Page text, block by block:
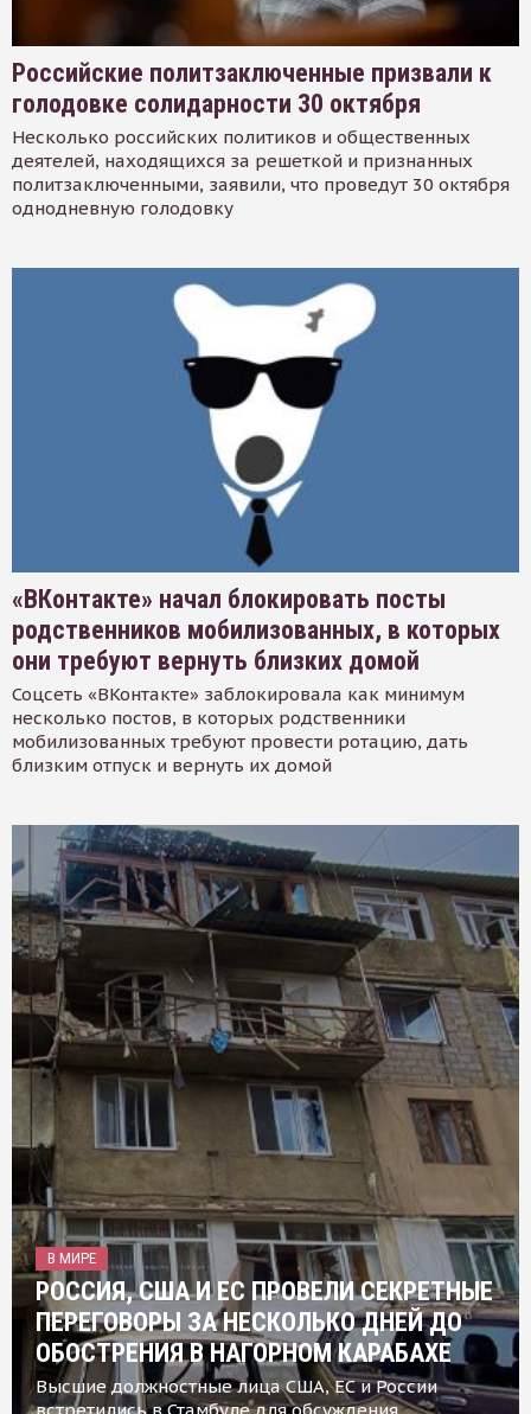
Российские политзаключенные призвали к
голодовке солидарности 30 октября
Несколько российских политиков и общественных
деятелей, находящихся за решеткой и признанных
политзаключенными, заявили, что проведут 30 октября
однодневную голодовку
«ВКонтакте» начал блокировать посты
родственников мобилизованных, в которых
они требуют вернуть близких домой
Соцсеть «ВКонтакте» заблокировала как минимум
несколько постов, в которых родственники
мобилизованных требуют провести ротацию, дать
близким отпуск и вернуть их домой
В МИРЕ
РОССИЯ, США И ЕС ПРОВЕЛИ СЕКРЕТНЫЕ
ПЕРЕГОВОРЫ ЗА НЕСКОЛЬКО ДНЕЙ ДО
ОБОСТРЕНИЯ В НАГОРНОМ КАРАБАХЕ
Высшие должностные лица США, ЕС и России
встретились в Стамбуле для обсуждения